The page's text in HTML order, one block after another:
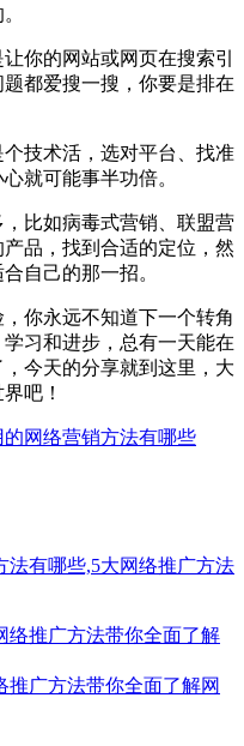
你的网站或网页在搜索引
都爱搜一搜，你要是排在
个技术活，选对平台、找准
就可能事半功倍。
比如病毒式营销、联盟营
品，找到合适的定位，然
自己的那一招。
你永远不知道下一个转角
习和进步，总有一天能在
今天的分享就到这里，大
吧！
的网络营销方法有哪些
法有哪些,5大网络推广方法
推广方法带你全面了解网